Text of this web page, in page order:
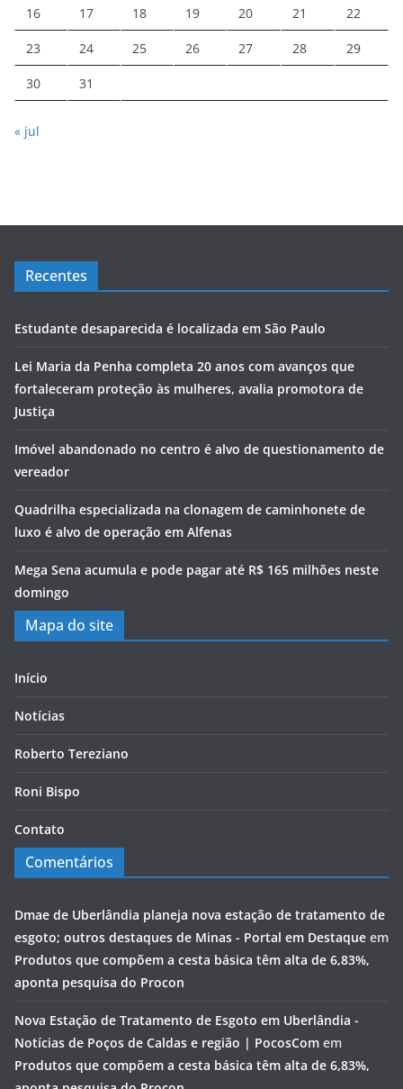
16 17 18 19 20 21 22
23 24 25 26 27 28 29
30 31
« jul
Recentes
Estudante desaparecida é localizada em São Paulo
Lei Maria da Penha completa 20 anos com avanços que
fortaleceram proteção às mulheres, avalia promotora de
Justiça
Imóvel abandonado no centro é alvo de questionamento de
vereador
Quadrilha especializada na clonagem de caminhonete de
luxo é alvo de operação em Alfenas
Mega Sena acumula e pode pagar até R$ 165 milhões neste
domingo
Mapa do site
Início
Notícias
Roberto Tereziano
Roni Bispo
Contato
Comentários
Dmae de Uberlândia planeja nova estação de tratamento de
esgoto; outros destaques de Minas - Portal em Destaque em
Produtos que compõem a cesta básica têm alta de 6,83%,
aponta pesquisa do Procon
Nova Estação de Tratamento de Esgoto em Uberlândia -
Notícias de Poços de Caldas e região | PocosCom em
Produtos que compõem a cesta básica têm alta de 6,83%,